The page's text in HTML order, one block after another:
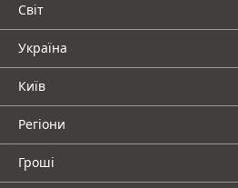
Світ
Україна
Київ
Регіони
Гроші